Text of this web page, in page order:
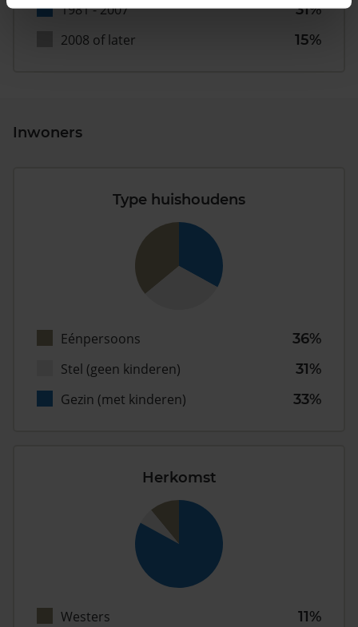
1981 - 2007
31%
2008 of later
15%
Inwoners
Type huishoudens
Eénpersoons
36%
Stel (geen kinderen)
31%
Gezin (met kinderen)
33%
Herkomst
Westers
11%